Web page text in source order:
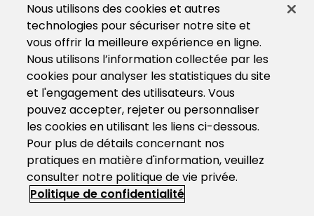
Nous utilisons des cookies et autres
technologies pour sécuriser notre site et
vous offrir la meilleure expérience en ligne.
Nous utilisons l’information collectée par les
cookies pour analyser les statistiques du site
et l'engagement des utilisateurs. Vous
pouvez accepter, rejeter ou personnaliser
les cookies en utilisant les liens ci-dessous.
Pour plus de détails concernant nos
pratiques en matière d'information, veuillez
consulter notre politique de vie privée.
Politique de confidentialité